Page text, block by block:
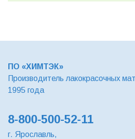
ПО «ХИМТЭК»
Производитель лакокрасочных
1995 года
8-800-500-52-11
г. Ярославль,